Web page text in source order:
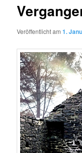
Veröffentlicht am1.